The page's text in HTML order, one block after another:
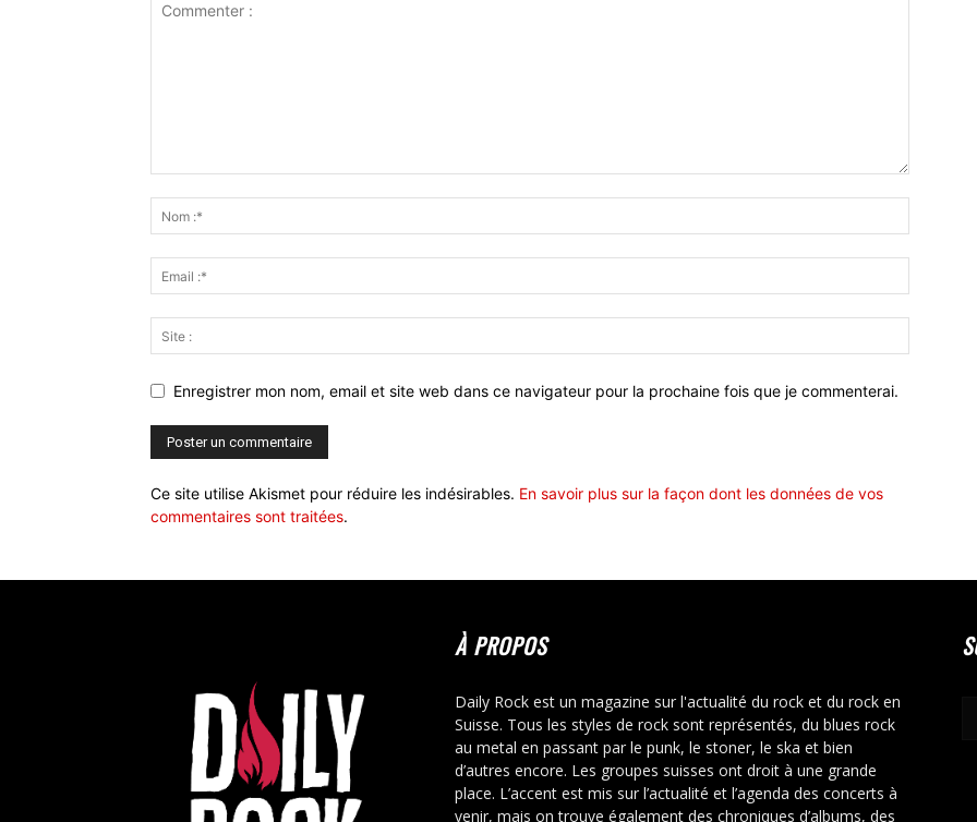
Enregistrer mon nom, email et site web dans ce navigateur pour la prochaine fois que je commenterai.
Ce site utilise Akismet pour réduire les indésirables. En savoir plus sur la façon dont les données de vos
commentaires sont traitées.
À PROPOS
Daily Rock est un magazine sur l'actualité du rock et du rock en
Suisse. Tous les styles de rock sont représentés, du blues rock
au metal en passant par le punk, le stoner, le ska et bien
d’autres encore. Les groupes suisses ont droit à une grande
place. L’accent est mis sur l’actualité et l’agenda des concerts à
venir, mais on trouve également des chroniques d’albums, des